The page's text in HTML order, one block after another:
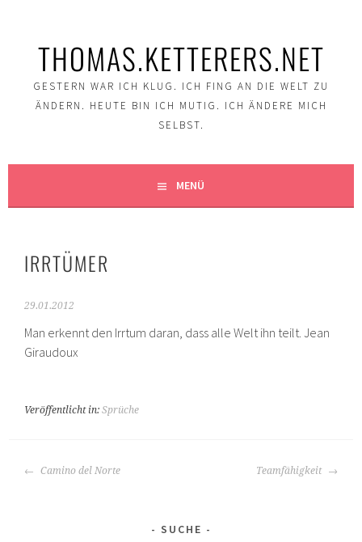
THOMAS.KETTERERS.NET
GESTERN WAR ICH KLUG. ICH FING AN DIE WELT ZU
ÄNDERN. HEUTE BIN ICH MUTIG. ICH ÄNDERE MICH
SELBST.
MENÜ
IRRTÜMER
29.01.2012
Man erkennt den Irrtum daran, dass alle Welt ihn teilt. Jean
Giraudoux
Veröffentlicht in:Sprüche
BEITRAGS-
Camino del Norte Teamfähigkeit
SUCHE